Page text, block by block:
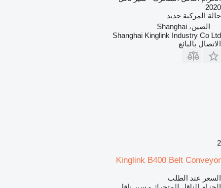
2020
حالة المركبة جديد
الصين، Shanghai
Shanghai Kinglink Industry Co Ltd
الاتصال بالبائع
2
Kinglink B400 Belt Conveyor
السعر عند الطلب